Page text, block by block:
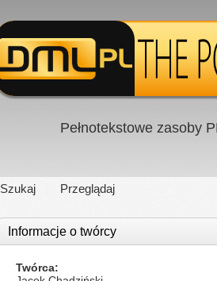
Pełnotekstowe zasoby
Szukaj Przeglądaj
Informacje o twórcy
Twórca